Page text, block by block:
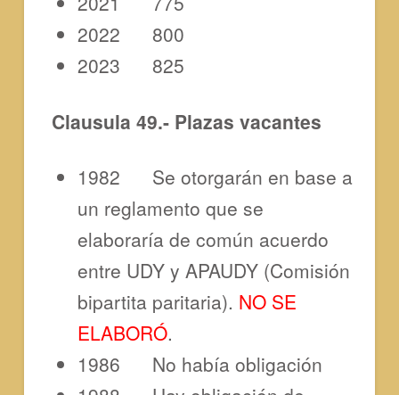
2022 800
2023 825
Clausula 49.- Plazas vacantes
1982 Se otorgarán en base a
un reglamento que se
elaboraría de común acuerdo
entre UDY y APAUDY (Comisión
bipartita paritaria). NO SE
ELABORÓ.
1986 No había obligación